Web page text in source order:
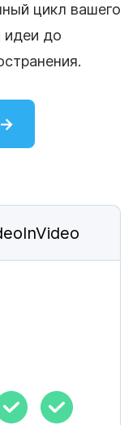
цикл вашего
идеи до
InVideo